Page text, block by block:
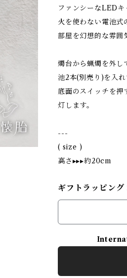
ファンシーなLEDキ
火を使わない電池式
部屋を幻想的な雰
燭台から蝋燭を外し
池2本(別売り)を入れ
底面のスイッチを押
灯します。
---
( size )
高さ▸▸▸約20cm
ギフトラッピン